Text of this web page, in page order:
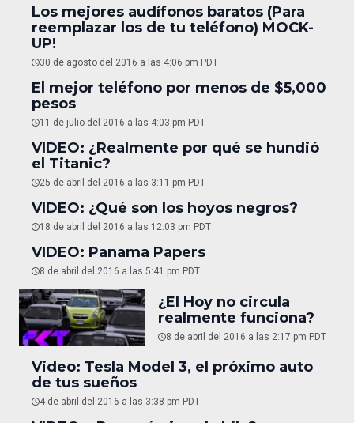
Los mejores audífonos baratos (Para
reemplazar los de tu teléfono) MOCK-
UP!
30 de agosto del 2016 a las 4:06 pm PDT
El mejor teléfono por menos de $5,000
pesos
11 de julio del 2016 a las 4:03 pm PDT
VIDEO: ¿Realmente por qué se hundió
el Titanic?
25 de abril del 2016 a las 3:11 pm PDT
VIDEO: ¿Qué son los hoyos negros?
18 de abril del 2016 a las 12:03 pm PDT
VIDEO: Panama Papers
8 de abril del 2016 a las 5:41 pm PDT
¿El Hoy no circula
realmente funciona?
8 de abril del 2016 a las 2:17 pm PDT
Video: Tesla Model 3, el próximo auto
de tus sueños
4 de abril del 2016 a las 3:38 pm PDT